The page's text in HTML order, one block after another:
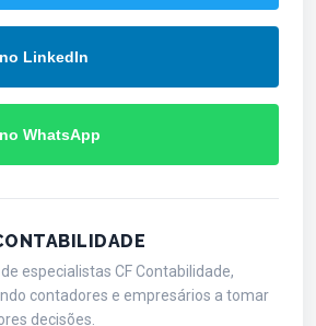
LinkedIn
WhatsApp
especialistas CF Contabilidade,
contadores e empresários a tomar
decisões.